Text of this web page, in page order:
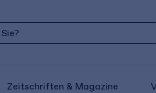
Zeitschriften & Magazine